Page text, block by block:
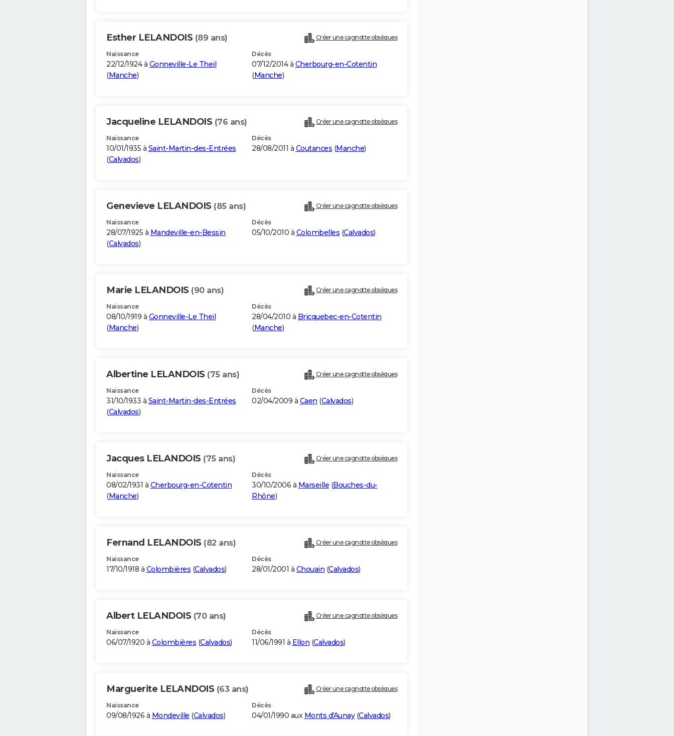
Esther LELANDOIS (89 ans) Créer une cagnotte obsèques
Naissance
22/12/1924 à Gonneville-Le Theil
(Manche)
Décès
07/12/2014 à Cherbourg-en-Cotentin
(Manche)
Jacqueline LELANDOIS (76 ans) Créer une cagnotte obsèques
Naissance
10/01/1935 à Saint-Martin-des-Entrées
(Calvados)
Décès
28/08/2011 à Coutances (Manche)
Genevieve LELANDOIS (85 ans) Créer une cagnotte obsèques
Naissance
28/07/1925 à Mandeville-en-Bessin
(Calvados)
Décès
05/10/2010 à Colombelles (Calvados)
Marie LELANDOIS (90 ans) Créer une cagnotte obsèques
Naissance
08/10/1919 à Gonneville-Le Theil
(Manche)
Décès
28/04/2010 à Bricquebec-en-Cotentin
(Manche)
Albertine LELANDOIS (75 ans) Créer une cagnotte obsèques
Naissance
31/10/1933 à Saint-Martin-des-Entrées
(Calvados)
Décès
02/04/2009 à Caen (Calvados)
Jacques LELANDOIS (75 ans) Créer une cagnotte obsèques
Naissance
08/02/1931 à Cherbourg-en-Cotentin
(Manche)
Décès
30/10/2006 à Marseille (Bouches-du-
Rhône)
Fernand LELANDOIS (82 ans) Créer une cagnotte obsèques
Naissance
17/10/1918 à Colombières (Calvados)
Décès
28/01/2001 à Chouain (Calvados)
Albert LELANDOIS (70 ans) Créer une cagnotte obsèques
Naissance
06/07/1920 à Colombières (Calvados)
Décès
11/06/1991 à Ellon (Calvados)
Marguerite LELANDOIS (63 ans) Créer une cagnotte obsèques
Naissance
09/08/1926 à Mondeville (Calvados)
Décès
04/01/1990 aux Monts d'Aunay(Calvados)